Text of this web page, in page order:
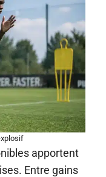
apportent
Entre gains